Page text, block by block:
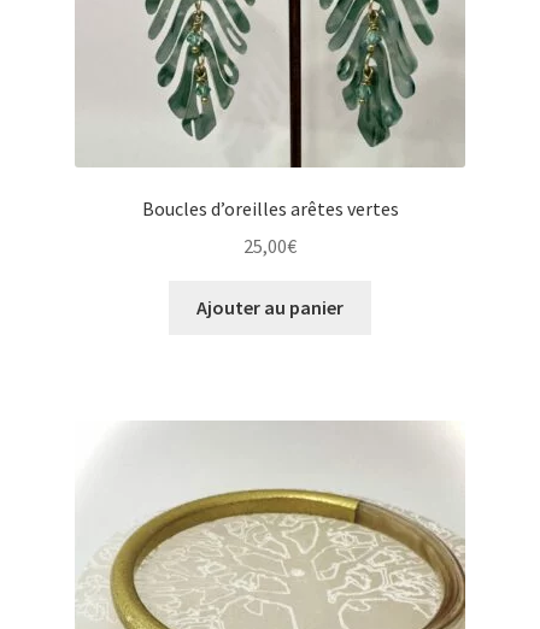
Boucles d’oreilles arêtes vertes
25,00€
Ajouter au panier